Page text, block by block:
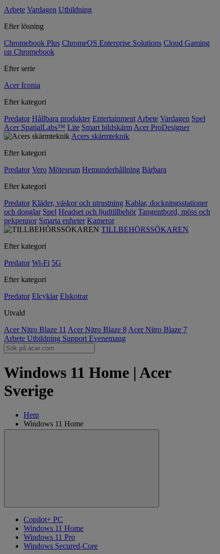
Arbete Vardagen Utbildning
Efter lösning
Chromebook Plus ChromeOS Enterprise Solutions Cloud Gaming
on Chromebook
Efter serie
Acer Iconia
Efter kategori
Predator Hållbara produkter Entertainment Arbete Vardagen Spel
Acer SpatialLabs™ Lite Smart bildskärm Acer ProDesigner
Acers skärmteknik
Efter kategori
Predator Vero Mötesrum Hemunderhållning Bärbara
Efter kategori
Predator Kläder, väskor och utrustning Kablar, dockningsstationer
och donglar Spel Headset och ljudtillbehör Tangentbord, möss och
pekpennor Smarta enheter Kameror
TILLBEHÖRSSÖKAREN
Efter kategori
Predator Wi-Fi 5G
Efter kategori
Predator Elcyklar Elskotrar
Utvald
Acer Nitro Blaze 11 Acer Nitro Blaze 8 Acer Nitro Blaze 7
Arbete Utbildning Support Evenemang
Windows 11 Home | Acer
Sverige
Hem
Windows 11 Home
Copilot+ PC
Windows 11 Home
Windows 11 Pro
Windows Secured-Core